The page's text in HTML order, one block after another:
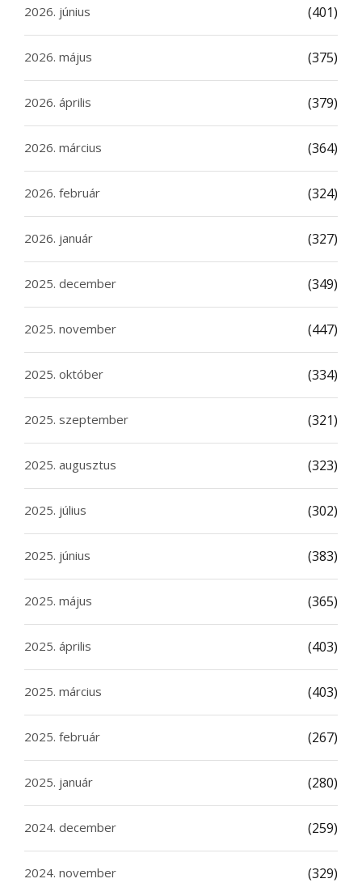
2026. június (401)
2026. május (375)
2026. április (379)
2026. március (364)
2026. február (324)
2026. január (327)
2025. december (349)
2025. november (447)
2025. október (334)
2025. szeptember (321)
2025. augusztus (323)
2025. július (302)
2025. június (383)
2025. május (365)
2025. április (403)
2025. március (403)
2025. február (267)
2025. január (280)
2024. december (259)
2024. november (329)